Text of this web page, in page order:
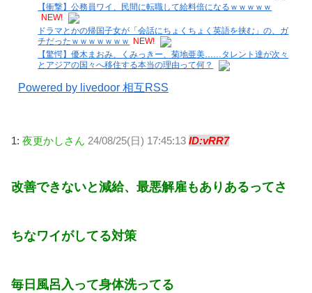
【衝撃】公務員ワイ、民間に転職して給料倍になるｗｗｗｗｗ
NEW!
ドラマとかの帰国子女が「会話にちょくちょく英語を挟む」の、ガ
チだったｗｗｗｗｗｗｗ
NEW!
【驚愕】優木まおみ、くみっきー、菊地亜美……タレント達が次々
とアジアの国々へ移住する本当の理由って何？
Powered by livedoor 相互RSS
1: 夜更かしさん 24/08/25(日) 17:45:13 ID:vRR7
改善できないと減給、最悪解雇もありあるってさ
ちなワイがしてる対策
毎日風呂入って身体洗ってる